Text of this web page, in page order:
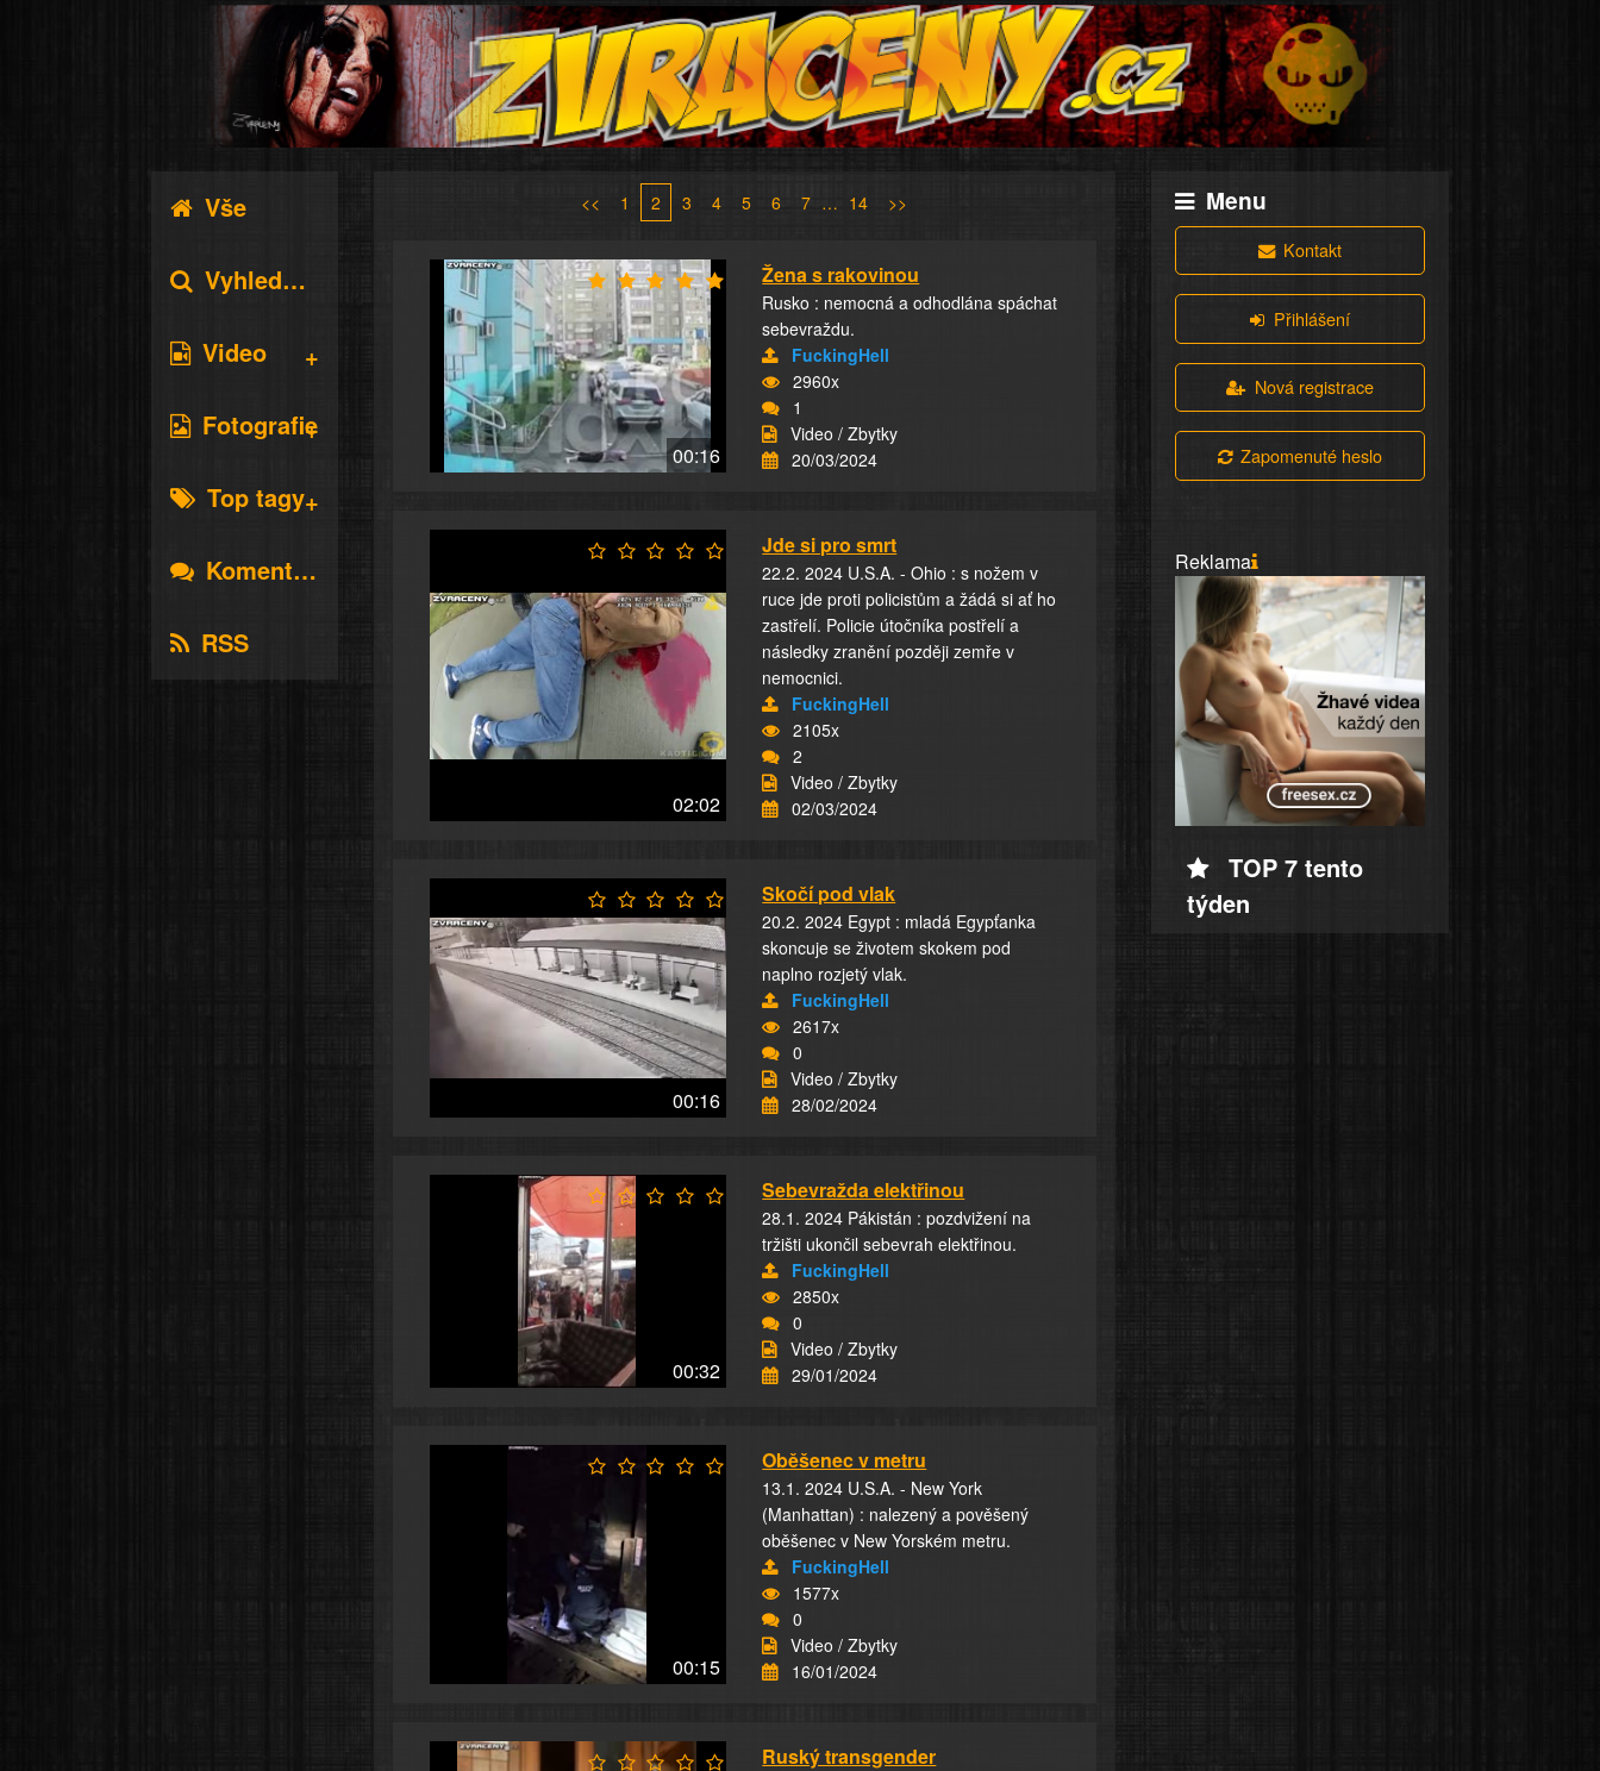
Vše
Vyhledávání
Video
Fotografie
Top tagy
Komentáře
RSS
<< 1 2 3 4 5 6 7 … 14 >>
00:16
Žena s rakovinou
Rusko : nemocná a odhodlána spáchat
sebevraždu.
FuckingHell
2960x
1
Video / Zbytky
20/03/2024
02:02
Jde si pro smrt
22.2. 2024 U.S.A. - Ohio : s nožem v
ruce jde proti policistům a žádá si ať ho
zastřelí. Policie útočníka postřelí a
následky zranění později zemře v
nemocnici.
FuckingHell
2105x
2
Video / Zbytky
02/03/2024
00:16
Skočí pod vlak
20.2. 2024 Egypt : mladá Egypťanka
skoncuje se životem skokem pod
naplno rozjetý vlak.
FuckingHell
2617x
0
Video / Zbytky
28/02/2024
00:32
Sebevražda elektřinou
28.1. 2024 Pákistán : pozdvižení na
tržišti ukončil sebevrah elektřinou.
FuckingHell
2850x
0
Video / Zbytky
29/01/2024
00:15
Oběšenec v metru
13.1. 2024 U.S.A. - New York
(Manhattan) : nalezený a pověšený
oběšenec v New Yorském metru.
FuckingHell
1577x
0
Video / Zbytky
16/01/2024
Ruský transgender
Menu
Kontakt
Přihlášení
Nová registrace
Zapomenuté heslo
Reklama
TOP 7 tento
týden